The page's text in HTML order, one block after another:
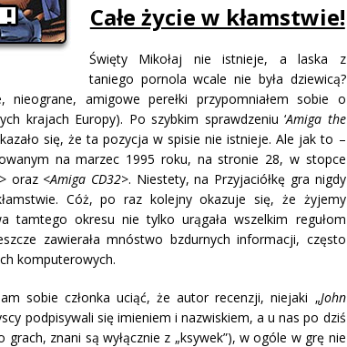
Całe życie w kłamstwie!
Święty Mikołaj nie istnieje, a laska z
taniego pornola wcale nie była dziewicą?
amigowe perełki przypomniałem sobie o
krajach Europy). Po szybkim sprawdzeniu ‘Amiga the
się, że ta pozycja w spisie nie istnieje. Ale jak to –
na marzec 1995 roku, na stronie 28, w stopce
oraz <Amiga CD32>. Niestety, na Przyjaciółkę gra nigdy
Cóż, po raz kolejny okazuje się, że żyjemy
tamtego okresu nie tylko urągała wszelkim regułom
zawierała mnóstwo bzdurnych informacji, często
komputerowych.
sobie członka uciąć, że autor recenzji, niejaki „John
podpisywali się imieniem i nazwiskiem, a u nas po dziś
znani są wyłącznie z „ksywek”), w ogóle w grę nie